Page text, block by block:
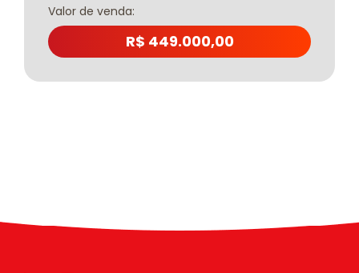
Valor de venda:
R$ 449.000,00